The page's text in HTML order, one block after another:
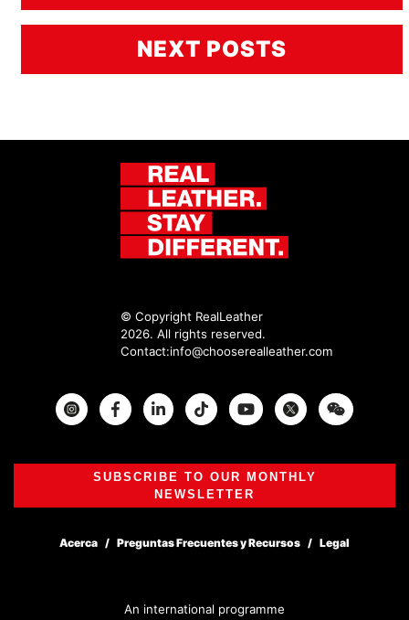
NEXT POSTS
© Copyright RealLeather
2026. All rights reserved.
Contact:info@chooserealleather.com
InstagramFacebook Twitter
SUBSCRIBE TO OUR MONTHLY
NEWSLETTER
Acerca Preguntas Frecuentes y Recursos Legal
An international programme